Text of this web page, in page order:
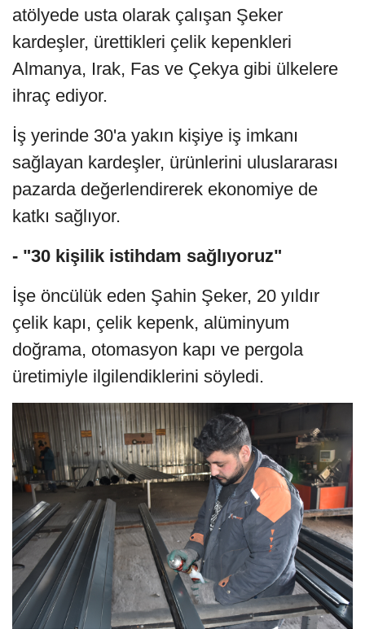
atölyede usta olarak çalışan Şeker
kardeşler, ürettikleri çelik kepenkleri
Almanya, Irak, Fas ve Çekya gibi ülkelere
ihraç ediyor.
İş yerinde 30'a yakın kişiye iş imkanı
sağlayan kardeşler, ürünlerini uluslararası
pazarda değerlendirerek ekonomiye de
katkı sağlıyor.
- "30 kişilik istihdam sağlıyoruz"
İşe öncülük eden Şahin Şeker, 20 yıldır
çelik kapı, çelik kepenk, alüminyum
doğrama, otomasyon kapı ve pergola
üretimiyle ilgilendiklerini söyledi.